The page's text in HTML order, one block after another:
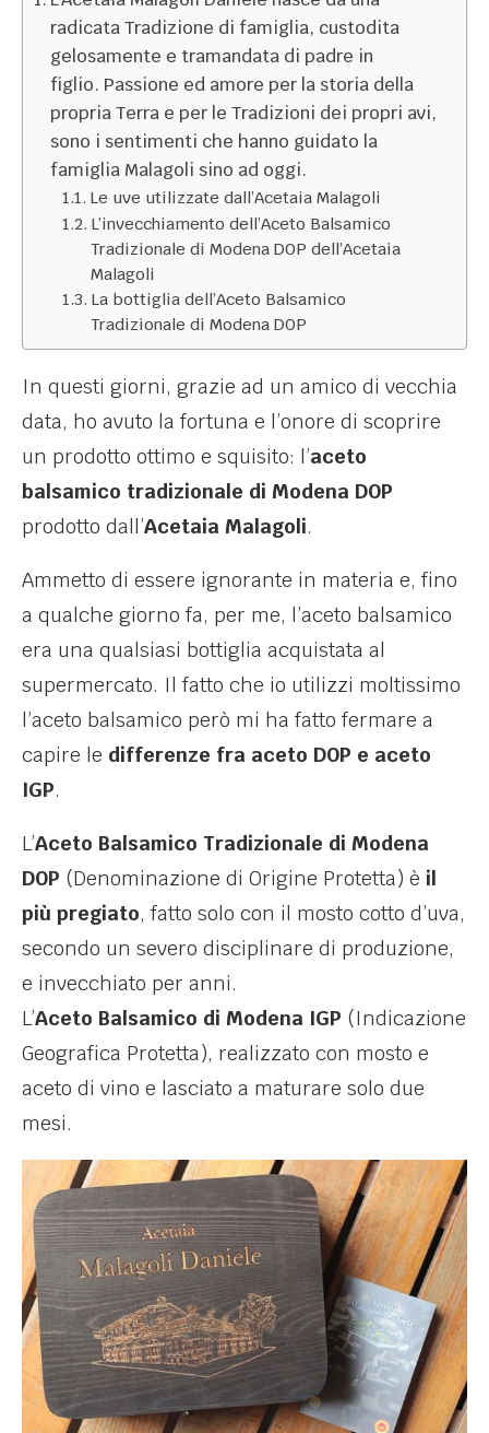
radicata Tradizione di famiglia, custodita
gelosamente e tramandata di padre in
figlio. Passione ed amore per la storia della
propria Terra e per le Tradizioni dei propri avi,
sono i sentimenti che hanno guidato la
famiglia Malagoli sino ad oggi.
Le uve utilizzate dall’Acetaia Malagoli
L’invecchiamento dell’Aceto Balsamico
Tradizionale di Modena DOP dell’Acetaia
Malagoli
La bottiglia dell’Aceto Balsamico
Tradizionale di Modena DOP
In questi giorni, grazie ad un amico di vecchia
data, ho avuto la fortuna e l’onore di scoprire
un prodotto ottimo e squisito: l’aceto
balsamico tradizionale di Modena DOP
prodotto dall’Acetaia Malagoli.
Ammetto di essere ignorante in materia e, fino
a qualche giorno fa, per me, l’aceto balsamico
era una qualsiasi bottiglia acquistata al
supermercato. Il fatto che io utilizzi moltissimo
l’aceto balsamico però mi ha fatto fermare a
capire le differenze fra aceto DOP e aceto
IGP.
L’Aceto Balsamico Tradizionale di Modena
DOP (Denominazione di Origine Protetta) è il
più pregiato, fatto solo con il mosto cotto d’uva,
secondo un severo disciplinare di produzione,
e invecchiato per anni.
L’Aceto Balsamico di Modena IGP (Indicazione
Geografica Protetta), realizzato con mosto e
aceto di vino e lasciato a maturare solo due
mesi.